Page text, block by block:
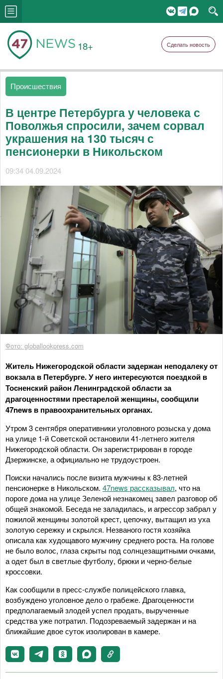
18+ Сделать новость
Происшествия
В центре Петербурга у человека с
Поволжья спросили, зачем сорвал
украшения на 130 тысяч с
пенсионерки в Никольском
09:34 04.09.2024
Фото: globallookpress.com
Житель Нижегородской области задержан неподалеку от
вокзала в Петербурге. У него интересуются поездкой в
Тосненский район Ленинградской области за
драгоценностями престарелой женщины, сообщили
47news в правоохранительных органах.
Утром 3 сентября оперативники уголовного розыска у дома
на улице 1-й Советской остановили 41-летнего жителя
Нижегородской области. Он зарегистрирован в городе
Дзержинске, а официально не трудоустроен.
Поиски начались после визита мужчины к 83-летней
пенсионерке в Никольском. 47news рассказывал, что на
пороге дома на улице Зеленой незнакомец завел разговор об
общей знакомой. Беседа не заладилась, и агрессор забрал у
пожилой женщины золотой крест, цепочку, вытащил из уха
золотую сережку и скрылся. Незваного гостя хозяйка
описала как худощавого мужчину среднего роста. На голове
не было волос, глаза скрыты под солнцезащитными очками,
а одет был в светлые футболу, брюки и черно-белые
кроссовки.
Как сообщили в пресс-службе полицейского главка,
возбуждено уголовное дело о грабеже. Драгоценности
предполагаемый злодей успел продать, вырученные
средства уже потратил. Подозреваемый задержан и на
ближайшие двое суток изолирован в камере.